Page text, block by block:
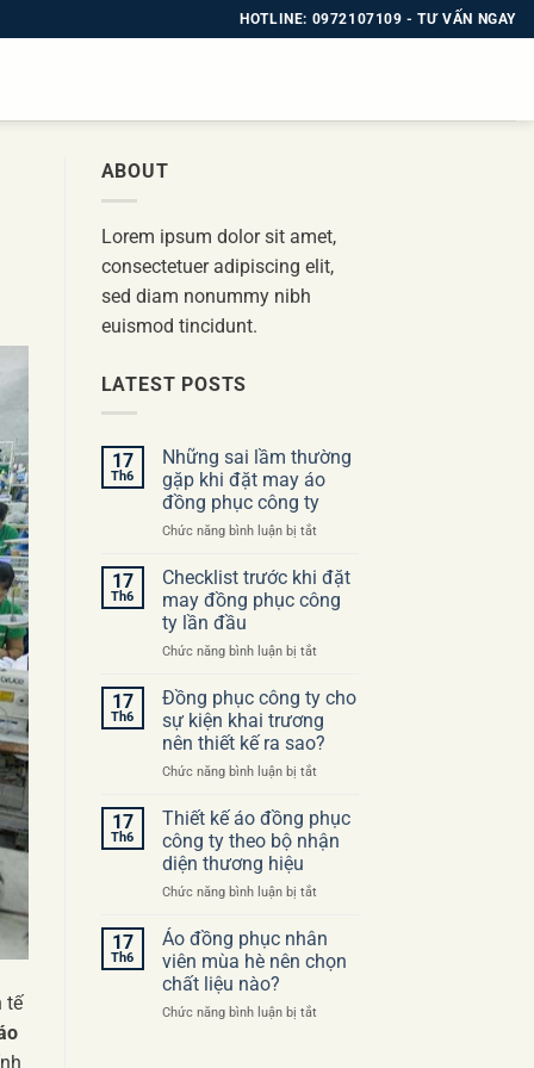
HOTLINE: 0972107109 - TƯ VẤN NGAY
tế
ABOUT
Lorem ipsum dolor sit amet,
consectetuer adipiscing elit,
sed diam nonummy nibh
euismod tincidunt.
LATEST POSTS
17
Th6
Những sai lầm thường
gặp khi đặt may áo
đồng phục công ty
Chức năng bình luận bị tắtở
sai
lầm
thường
khi
may
đồng
phục
công
17
Th6
Checklist trước khi đặt
may đồng phục công
ty lần đầu
Chức năng bình luận bị tắtở
trước
khi
đặt
may
đồng
công
ty
lần
17
Th6
Đồng phục công ty cho
sự kiện khai trương
nên thiết kế ra sao?
Chức năng bình luận bị tắtở
phục
công
ty
sự
khai
trương
nên
kế
17
Th6
Thiết kế áo đồng phục
công ty theo bộ nhận
diện thương hiệu
Chức năng bình luận bị tắtở
kế
áo
đồng
công
17
Th6
Áo đồng phục nhân
viên mùa hè nên chọn
chất liệu nào?
Chức năng bình luận bị tắtở